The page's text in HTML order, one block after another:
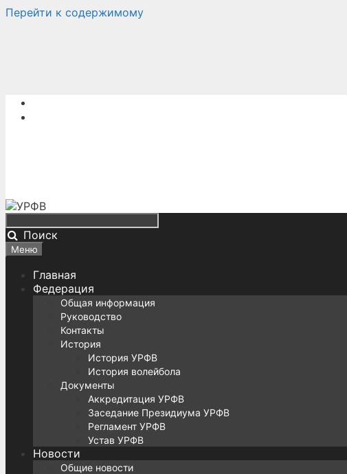
Перейти к содержимому
Поиск
Меню
Главная
Федерация
Общая информация
Руководство
Контакты
История
История УРФВ
История волейбола
Документы
Аккредитация УРФВ
Заседание Президиума УРФВ
Регламент УРФВ
Устав УРФВ
Новости
Общие новости